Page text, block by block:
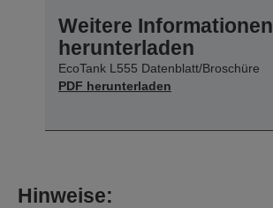
Weitere Informationen
herunterladen
EcoTank L555 Datenblatt/Broschüre
PDF herunterladen
Hinweise: